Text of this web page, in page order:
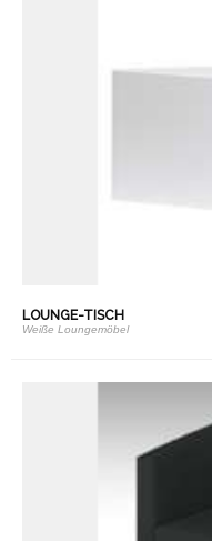
LOUNGE-TISCH
Weiße Loungemöbel